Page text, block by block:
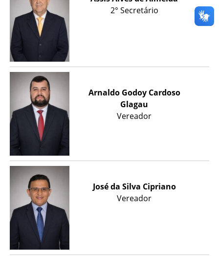
2° Secretário
Arnaldo Godoy Cardoso
Glagau
Vereador
José da Silva Cipriano
Vereador